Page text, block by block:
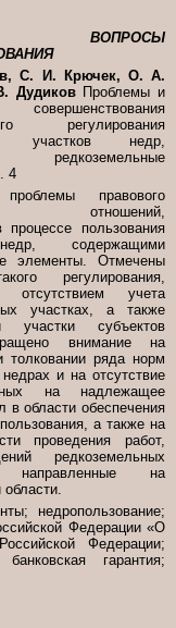
ВОПРОСЫ
С. И. Крючек, О. А.
Дудиков Проблемы и
регулирования
участков недр,
редкоземельные
4
правового
отношений,
пользования
содержащими
элементы. Отмечены
регулирования,
учета
участках, а также
субъектов
внимание на
толковании ряда норм
и на отсутствие
на надлежащее
в области обеспечения
а также на
проведения работ,
редкоземельных
направленные на
недропользование;
Федерации «О
Федерации;
гарантия;